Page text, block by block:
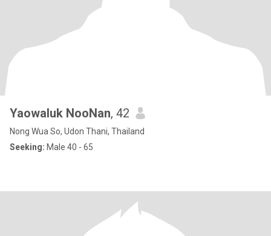
Yaowaluk NooNan, 42
Nong Wua So, Udon Thani, Thailand
Seeking: Male 40 - 65